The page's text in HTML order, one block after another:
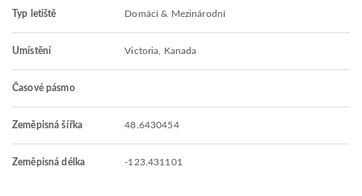
Typ letiště Domácí & Mezinárodní
Umístění Victoria, Kanada
Časové pásmo
Zeměpisná šířka 48.6430454
Zeměpisná délka -123.431101